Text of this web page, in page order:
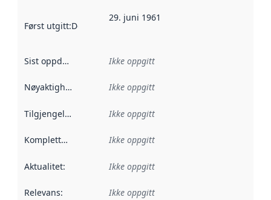
Først utgitt:Denne datoen sier når dataene i dette
29. juni 1961
Sist oppdatert Ikke oppgitt
Nøyaktighet Ikke oppgitt
Tilgjengelighet Ikke oppgitt
Kompletthet Ikke oppgitt
Aktualitet: Ikke oppgitt
Relevans: Ikke oppgitt